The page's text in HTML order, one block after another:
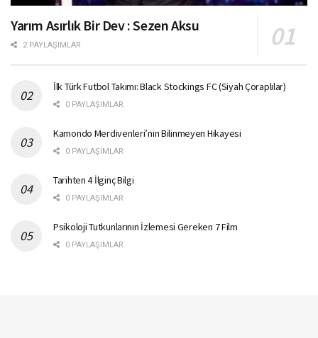
Yarım Asırlık Bir Dev : Sezen Aksu
2 PAYLAŞIMLAR
İlk Türk Futbol Takımı: Black Stockings FC (Siyah Çoraplılar)
0 PAYLAŞIMLAR
Kamondo Merdivenleri’nin Bilinmeyen Hikayesi
0 PAYLAŞIMLAR
Tarihten 4 İlginç Bilgi
0 PAYLAŞIMLAR
Psikoloji Tutkunlarının İzlemesi Gereken 7 Film
0 PAYLAŞIMLAR